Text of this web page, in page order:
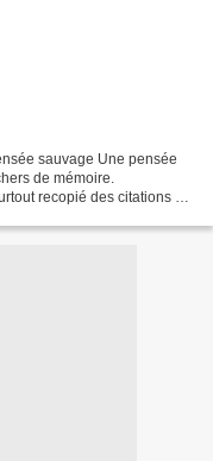
sauvage Une pensée
de mémoire.
recopié des citations de